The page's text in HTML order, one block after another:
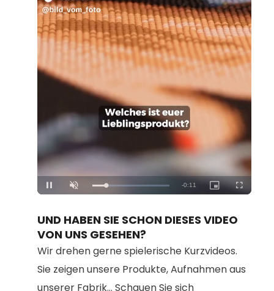
Unmute Loaded:
100.00%
UND HABEN SIE SCHON DIESES VIDEO
VON UNS GESEHEN?
Wir drehen gerne spielerische Kurzvideos.
Sie zeigen unsere Produkte, Aufnahmen aus
unserer Fabrik... Schauen Sie sich